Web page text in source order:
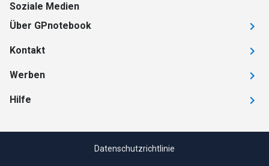
Soziale Medien
Über GPnotebook
Kontakt
Werben
Hilfe
Datenschutzrichtlinie